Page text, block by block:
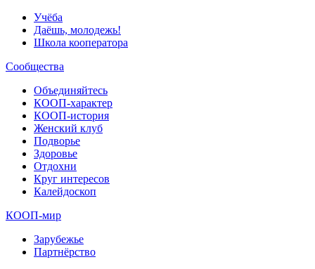
Учёба
Даёшь, молодежь!
Школа кооператора
Сообщества
Объединяйтесь
КООП-характер
КООП-история
Женский клуб
Подворье
Здоровье
Отдохни
Круг интересов
Калейдоскоп
КООП-мир
Зарубежье
Партнёрство